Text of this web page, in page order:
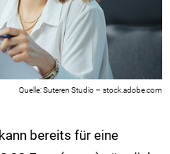
Suteren Studio – stock.adobe.com
bereits für eine